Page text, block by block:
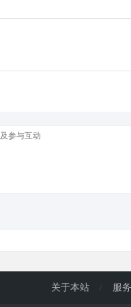
关于本站 / 服